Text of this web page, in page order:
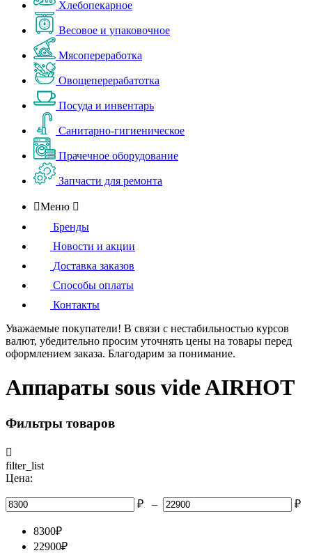
Хлебопекарное
Весовое и упаковочное
Мясопереработка
Овощеперерабатотка
Посуда и инвентарь
Санитарно-гигиеническое
Прачечное оборудование
Запчасти для ремонта
Меню 
Бренды
Новости и акции
Доставка заказов
Способы оплаты
Контакты
Уважаемые покупатели! В связи с нестабильностью курсов
валют, убедительно просим уточнять цены на товары перед
оформлением заказа. Благодарим за понимание.
Аппараты sous vide AIRHOT
Фильтры товаров

filter_list
Цена:
₽ – ₽
8300₽
22900₽